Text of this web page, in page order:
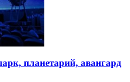
планетарий, авангард